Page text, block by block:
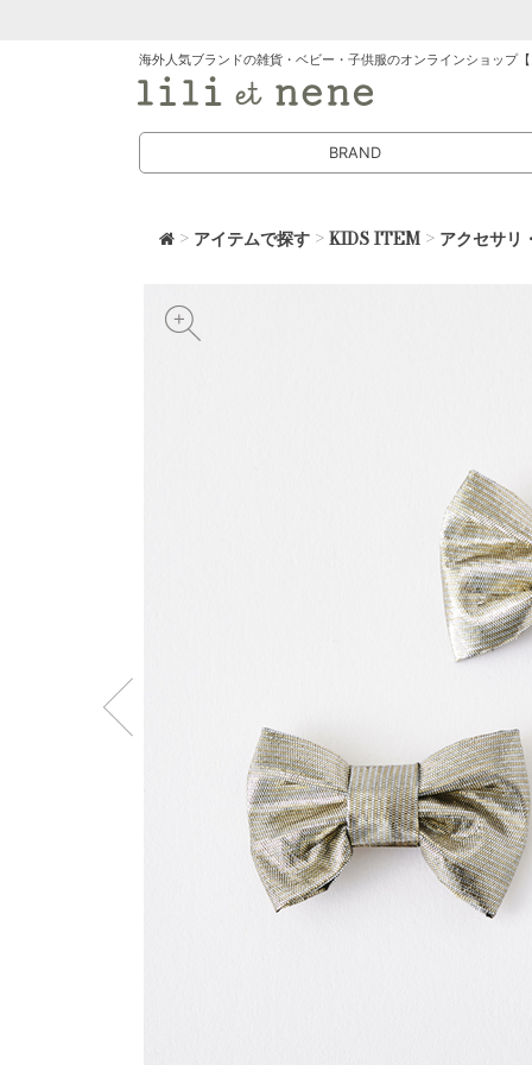
海外人気ブランドの雑貨・ベビー・子供服のオンラインショップ
BRAND
> アイテムで探す >KIDS ITEM > アクセサリ